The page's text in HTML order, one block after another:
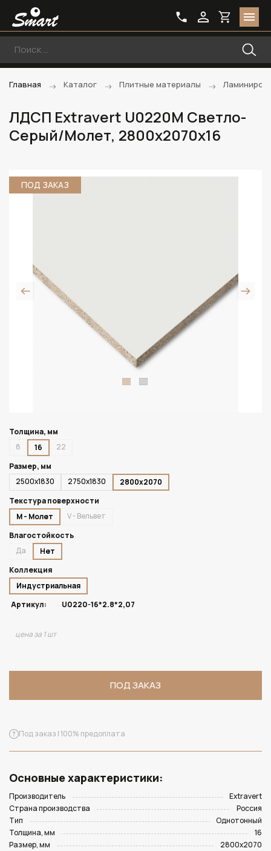
Главная Каталог Плитные материалы
ЛДСП Extravert U0220M Светло-
Серый/Молет, 2800х2070х16
ПОД ЗАКАЗ
Толщина, мм
8
16
22
Размер, мм
2500х1830
2750х1830
2800х2070
Текстура поверхности
M - Молет
V - Вельвет
Влагостойкость
Да
Нет
Коллекция
Индустриальная
Артикул:
U0220-16*2.8*2,07
цена за 1 шт
ПОД ЗАКАЗ
Под заказ | 100% предоплата
Основные характеристики:
Производитель
Extravert
Страна производства
Россия
Тип
Однотонный
Толщина, мм
16
Размер, мм
2800х2070